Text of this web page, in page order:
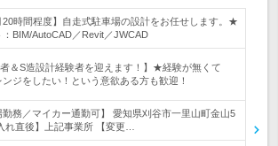
20時間程度】自走式駐車場の設計をお任せします。★
BIM/AutoCAD／Revit／JWCAD
者＆S造設計経験者を迎えます！】★経験が無くて
ンジをしたい！という意欲ある方も歓迎！
勤務／マイカー通勤可】 愛知県刈谷市一里山町金山5
れ直後】上記事業所 【変更…